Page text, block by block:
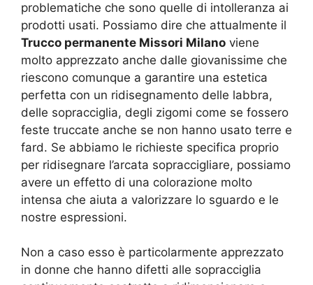
problematiche che sono quelle di intolleranza ai
prodotti usati. Possiamo dire che attualmente il
Trucco permanente Missori Milano viene
molto apprezzato anche dalle giovanissime che
riescono comunque a garantire una estetica
perfetta con un ridisegnamento delle labbra,
delle sopracciglia, degli zigomi come se fossero
feste truccate anche se non hanno usato terre e
fard. Se abbiamo le richieste specifica proprio
per ridisegnare l’arcata sopraccigliare, possiamo
avere un effetto di una colorazione molto
intensa che aiuta a valorizzare lo sguardo e le
nostre espressioni.
Non a caso esso è particolarmente apprezzato
in donne che hanno difetti alle sopracciglia